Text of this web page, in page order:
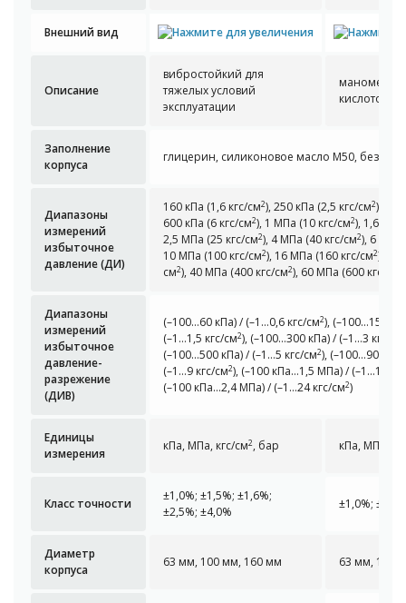
Внешний вид
Описание
вибростойкий для
тяжелых условий
эксплуатации
манометр
Заполнение
корпуса
глицерин, силиконовое масло М50, без
Диапазоны
измерений
избыточное
давление (ДИ)
160 кПа (1,6 кгс/см2), 250 кПа (2,5 кгс/см2),
600 кПа (6 кгс/см2), 1 МПа (10 кгс/см2), 1,6 МПа
2,5 МПа (25 кгс/см2), 4 МПа (40 кгс/см2), 6 МПа
10 МПа (100 кгс/см2), 16 МПа (160 кгс/см2), 25
см2), 40 МПа (400 кгс/см2), 60 МПа (600 кгс/см
Диапазоны
измерений
избыточное
давление-
разрежение
(ДИВ)
(–100…60 кПа) / (–1…0,6 кгс/см2), (–100…150
(–1…1,5 кгс/см2), (–100…300 кПа) / (–1…3 кгс/см
(–100…500 кПа) / (–1…5 кгс/см2), (–100…900
(–1…9 кгс/см2), (–100 кПа…1,5 МПа) / (–1…15
(–100 кПа…2,4 МПа) / (–1…24 кгс/см2)
Единицы
измерения
кПа, МПа, кгс/см2, бар кПа, МПа,
Класс точности
±1,0%; ±1,5%; ±1,6%;
±2,5%; ±4,0%
±1,0%;
Диаметр
корпуса
63 мм, 100 мм, 160 мм 63 мм, 100